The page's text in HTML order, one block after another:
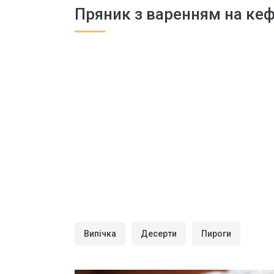
Пряник з варенням на
Випічка Десерти Пироги